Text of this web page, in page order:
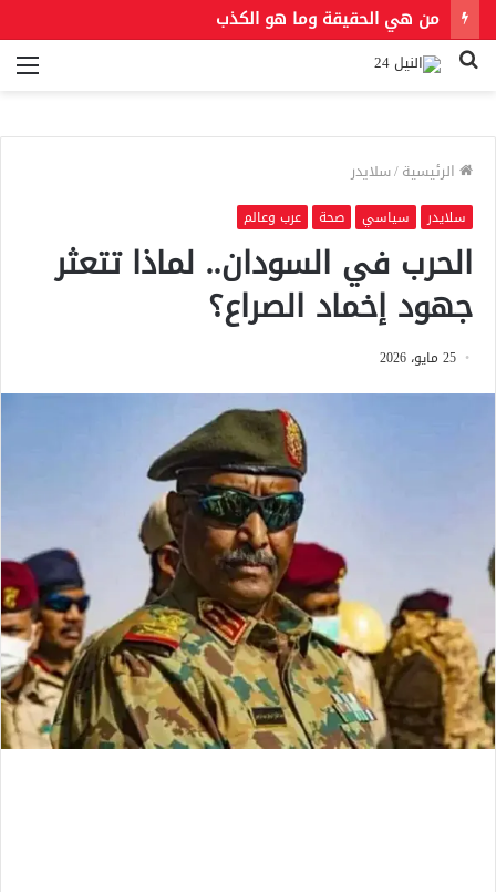
من هي الحقيقة وما هو الكذب
بحث
الرئيسية/سلايدر
سلايدر سياسي صحة عرب وعالم
الحرب في السودان.. لماذا تتعثر
جهود إخماد الصراع؟
25 مايو، 2026